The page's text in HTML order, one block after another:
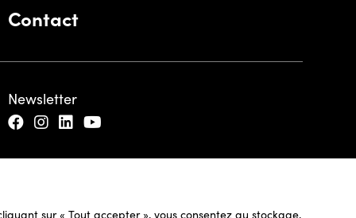
sur « Tout accepter », vous consentez au stockage,
Contact
Newsletter